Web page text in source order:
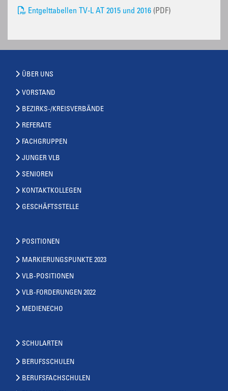
Entgelttabellen TV-L AT 2015 und 2016 (PDF)
ÜBER UNS
VORSTAND
BEZIRKS-/KREISVERBÄNDE
REFERATE
FACHGRUPPEN
JUNGER VLB
SENIOREN
KONTAKTKOLLEGEN
GESCHÄFTSSTELLE
POSITIONEN
MARKIERUNGSPUNKTE 2023
VLB-POSITIONEN
VLB-FORDERUNGEN 2022
MEDIENECHO
SCHULARTEN
BERUFSSCHULEN
BERUFSFACHSCHULEN